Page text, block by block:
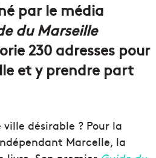
par le média
du Marseille
230 adresses pour
et y prendre part
désirable ? Pour la
Marcelle, la